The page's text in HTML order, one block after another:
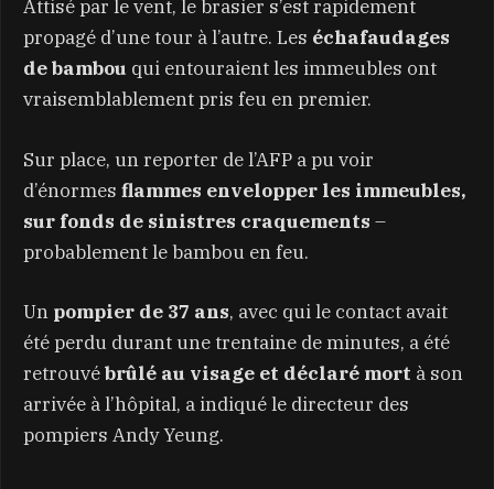
Attisé par le vent, le brasier s’est rapidement
propagé d’une tour à l’autre. Les échafaudages
de bambou qui entouraient les immeubles ont
vraisemblablement pris feu en premier.
Sur place, un reporter de l’AFP a pu voir
d’énormes flammes envelopper les immeubles,
sur fonds de sinistres craquements –
probablement le bambou en feu.
Un pompier de 37 ans, avec qui le contact avait
été perdu durant une trentaine de minutes, a été
retrouvébrûlé au visage et déclaré mort à son
arrivée à l’hôpital, a indiqué le directeur des
pompiers Andy Yeung.